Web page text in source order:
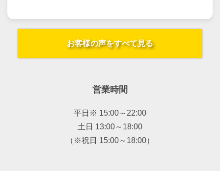
お客様の声をすべて見る
営業時間
平日※ 15:00～22:00
土日 13:00～18:00
（※祝日 15:00～18:00）